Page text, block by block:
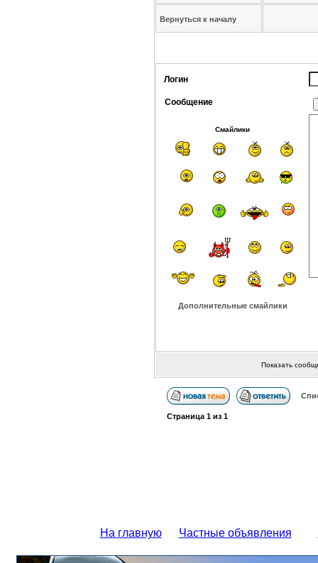
Вернуться к началу
Логин
Сообщение
Смайлики
Дополнительные смайлики
Показать
Страница 1из 1
На главную Частные объявления